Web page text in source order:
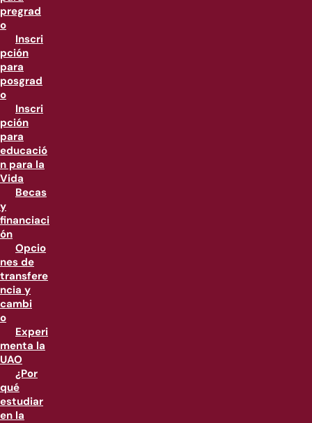
pregrad
o
Inscri
pción
para
posgrad
o
Inscri
pción
para
educació
n para la
Vida
Becas
y
financiaci
ón
Opcio
nes de
transfere
ncia y
cambi
o
Experi
menta la
UAO
¿Por
qué
estudiar
en la